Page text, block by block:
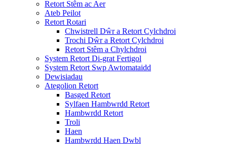
Retort Stêm ac Aer
Ateb Peilot
Retort Rotari
Chwistrell Dŵr a Retort Cylchdroi
Trochi Dŵr a Retort Cylchdroi
Retort Stêm a Chylchdroi
System Retort Di-grat Fertigol
System Retort Swp Awtomataidd
Dewisiadau
Ategolion Retort
Basged Retort
Sylfaen Hambwrdd Retort
Hambwrdd Retort
Troli
Haen
Hambwrdd Haen Dwbl